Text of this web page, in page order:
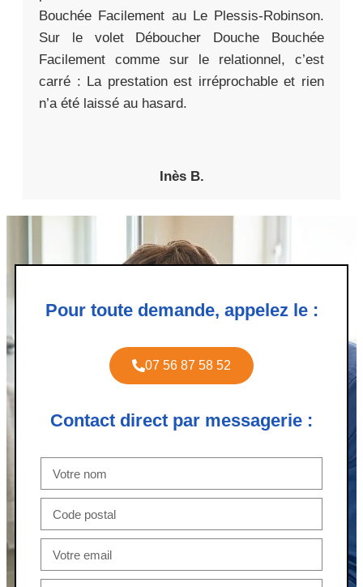
Bouchée Facilement au Le Plessis-Robinson.
Sur le volet Déboucher Douche Bouchée
Facilement comme sur le relationnel, c’est
carré : La prestation est irréprochable et rien
n’a été laissé au hasard.
Inès B.
Pour toute demande, appelez le :
07 56 87 58 52
Contact direct par messagerie :